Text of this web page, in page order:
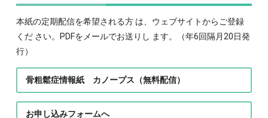
本紙の定期配信を希望される方 は、ウェブサイトからご登録
くだ さい。PDFをメールでお送りし ます。（年6回隔月20日発
行）
骨粗鬆症情報紙 カノープス（無料配信）
お申し込みフォームへ